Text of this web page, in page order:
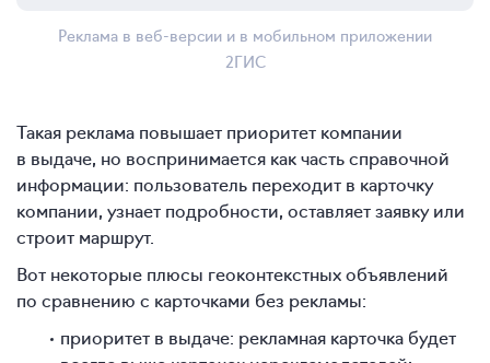
Реклама в веб-версии и в мобильном приложении
2ГИС
Такая реклама повышает приоритет компании
в выдаче, но воспринимается как часть справочной
информации: пользователь переходит в карточку
компании, узнает подробности, оставляет заявку или
строит маршрут.
Вот некоторые плюсы геоконтекстных объявлений
по сравнению с карточками без рекламы:
приоритет в выдаче: рекламная карточка будет